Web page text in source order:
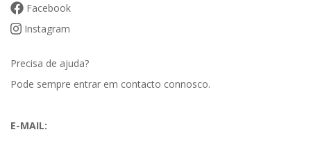
Facebook
Instagram
Precisa de ajuda?
Pode sempre entrar em contacto connosco.
E-MAIL: